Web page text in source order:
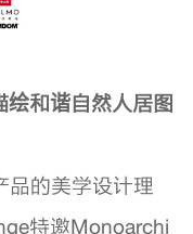
和谐自然人居图
品的美学设计理
特邀Monoarchi